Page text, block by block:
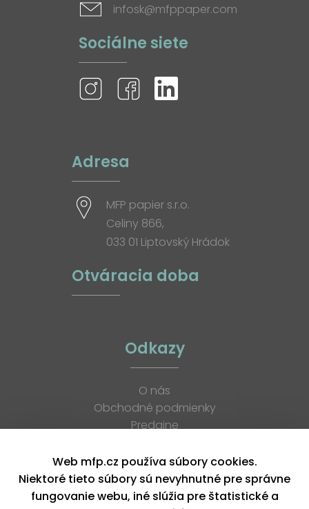
infosk@mfppaper.com
Sociálne siete
Adresa
MFP papier s.r.o.
Celiny 866,
033 01 Liptovský Hrádok
Otváracia doba
Odkazy
O nás
Obchodné podmienky
Predajne
K stiahnutiu
Blog
Kontakt
Web mfp.cz používa súbory cookies.
Niektoré tieto súbory sú nevyhnutné pre správne
fungovanie webu, iné slúžia pre štatistické a